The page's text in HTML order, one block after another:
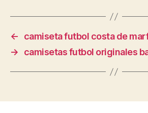
←
camiseta futbol costa de
→
camisetas futbol originales